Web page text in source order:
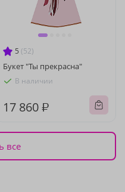
5 (52)
Букет "Ты прекрасна"
В наличии
17 860 ₽
все